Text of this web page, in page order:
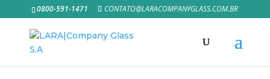
0800-591-1471 CONTATO@LARACOMPANYGLASS.COM.BR